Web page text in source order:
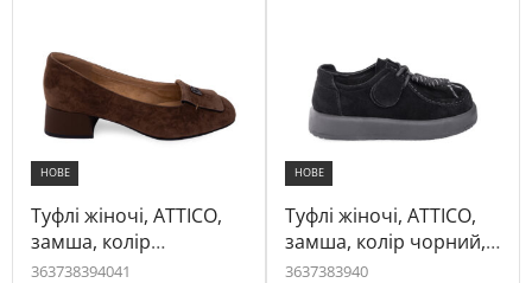
НОВЕ
Туфлі жіночі, ATTICO,
замша, колір
коричневий, 1080956
363738394041
НОВЕ
Туфлі жіночі, ATTICO,
замша, колір чорний,
1028726
3637383940